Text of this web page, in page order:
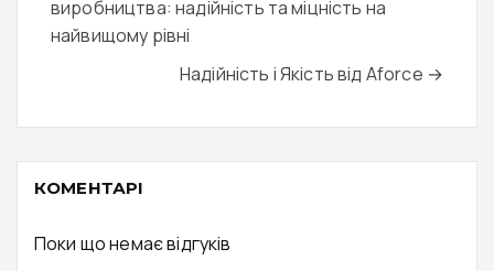
виробництва: надійність та міцність на
найвищому рівні
Надійність і Якість від Aforce →
КОМЕНТАРІ
Поки що немає відгуків